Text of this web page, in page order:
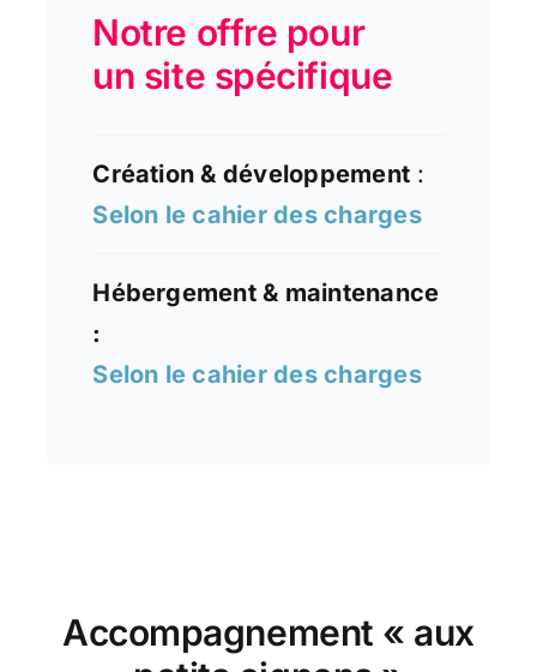
Notre offre pour
un site spécifique
Création & développement :
Selon le cahier des charges
Hébergement & maintenance
:
Selon le cahier des charges
Accompagnement « aux